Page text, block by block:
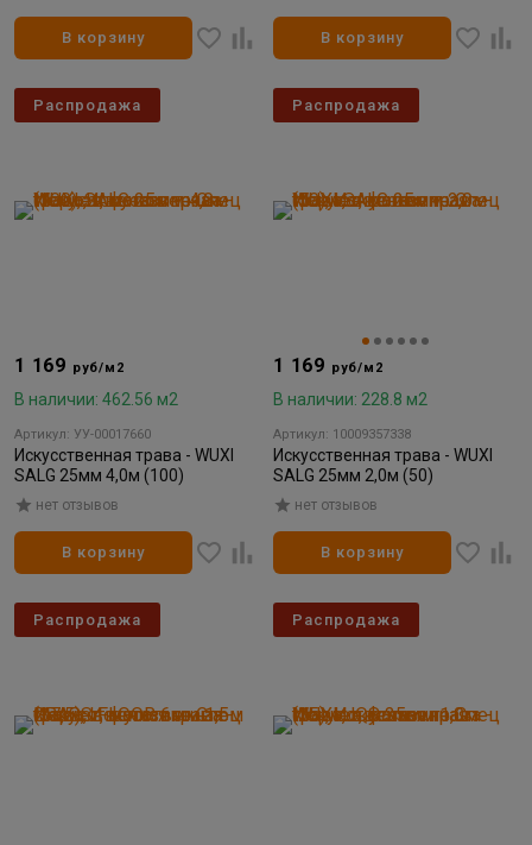
В корзину В корзину
1 169 руб/м2
В наличии: 462.56 м2
Артикул: УУ-00017660
Искусственная трава - WUXI
SALG 25мм 4,0м (100)
нет отзывов
В корзину
Распродажа
1 169 руб/м2
В наличии: 228.8 м2
Артикул: 10009357338
Искусственная трава - WUXI
SALG 25мм 2,0м (50)
нет отзывов
В корзину
Распродажа
Распродажа Распродажа